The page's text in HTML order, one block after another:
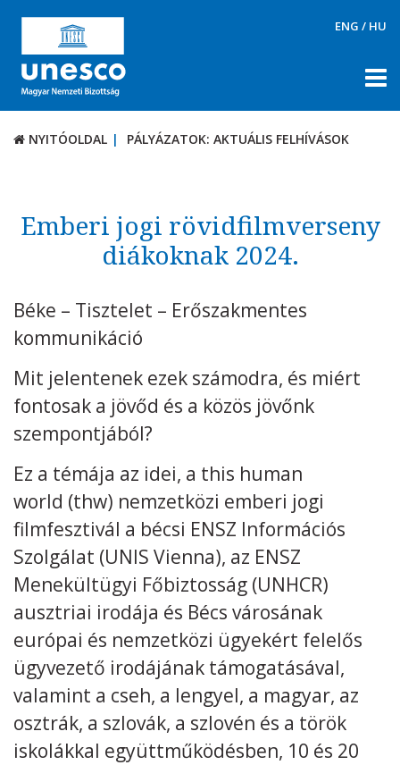
ENG / HU
NYITÓOLDAL PÁLYÁZATOK: AKTUÁLIS FELHÍVÁSOK
TÉMÁK
DOKUMENTUMTÁR
Aktuális felhívások
UNESCO díjak
KAPCSOLAT
Kövess minket unescohungary
Adatkezelési tájékoztató Impresszum
Technikai információk
RSS
NYITÓOLDAL PÁLYÁZATOK: AKTUÁLIS FELHÍVÁSOK
Emberi jogi rövidfilmverseny
diákoknak 2024.
Béke – Tisztelet – Erőszakmentes
kommunikáció
Mit jelentenek ezek számodra, és miért
fontosak a jövőd és a közös jövőnk
szempontjából?
Ez a témája az idei, a this human
world (thw) nemzetközi emberi jogi
filmfesztivál a bécsi ENSZ Információs
Szolgálat (UNIS Vienna), az ENSZ
Menekültügyi Főbiztosság (UNHCR)
ausztriai irodája és Bécs városának
európai és nemzetközi ügyekért felelős
ügyvezető irodájának támogatásával,
valamint a cseh, a lengyel, a magyar, az
osztrák, a szlovák, a szlovén és a török
iskolákkal együttműködésben, 10 és 20